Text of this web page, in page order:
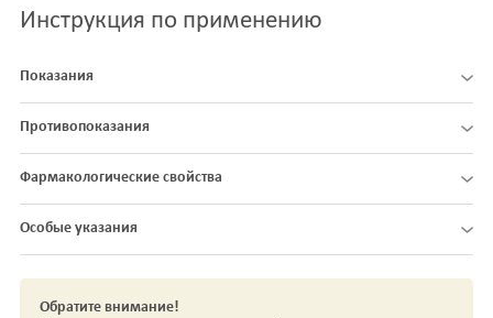
Инструкция по применению
Показания
Противопоказания
Фармакологические свойства
Особые указания
Обратите внимание!